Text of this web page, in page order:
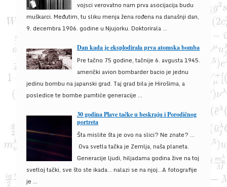
vojsci verovatno nam prva asocijacija budu
muškarci. Međutim, tu sliku menja žena rođena na današnji dan,
9. decembra 1906. godine u Njujorku. Doktorirala ...
Dan kada je eksplodirala prva atomska bomba
Pre tačno 75 godine, tačnije 6. avgusta 1945.
američki avion bombarder bacio je jednu
jedinu bombu na japanski grad. Taj grad bila je Hirošima, a
posledice te bombe pamtiće generacije ...
30 godina Plave tačke u beskraju i Porodičnog
portreta
Šta mislite šta je ovo na slici? Ne znate? …
Ova svetla tačka je Zemlja, naša planeta.
Generacije ljudi, hiljadama godina žive na toj
svetloj tački, sve što ste ikada… nalazi se na njoj…A fotografije
je ...